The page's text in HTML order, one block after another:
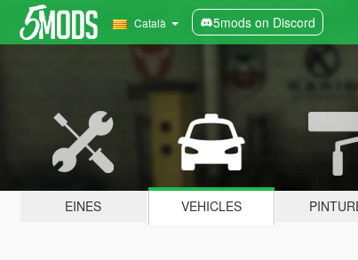
Català 5mods on Discord
EINES VEHICLES